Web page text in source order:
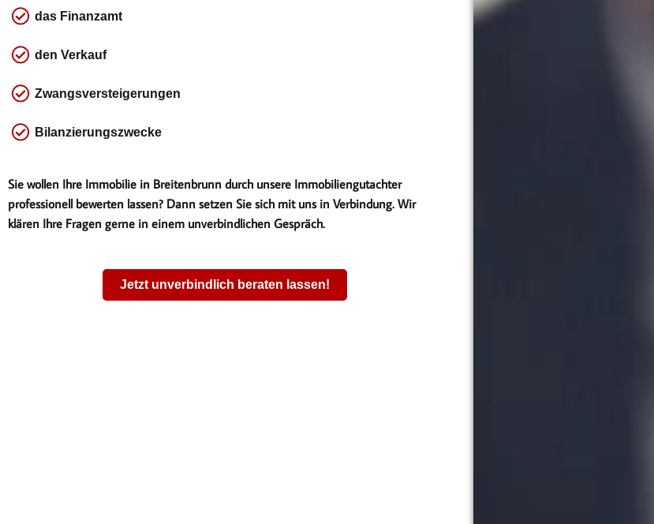
das Finanzamt
den Verkauf
Zwangsversteigerungen
Bilanzierungszwecke
Sie wollen Ihre Immobilie in Breitenbrunn durch unsere Immobiliengutachter
professionell bewerten lassen? Dann setzen Sie sich mit uns in Verbindung. Wir
klären Ihre Fragen gerne in einem unverbindlichen Gespräch.
Jetzt unverbindlich beraten lassen!